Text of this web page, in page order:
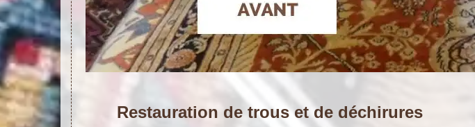
Restauration de trous et de déchirures